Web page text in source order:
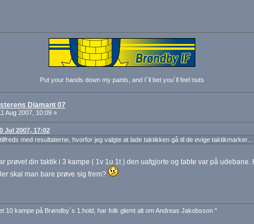
Put your hands down my pants, and I´ll bet you´ll feel nuts
Diamant 07
Aug 2007, 10:09 »
Jul 2007, 17:02
med resultaterne, hvorfor jeg valgte at lade taktikken gå til de evige taktikmarker...
prøvet din taktik i 3 kampe ( 1v 1u 1t ) den uafgjorte og tabte var på udebane.
skal man bare prøve sig frem?
10 kampe på Brøndby´s 1.hold, har folk glemt alt om Andreas Jakobsson "